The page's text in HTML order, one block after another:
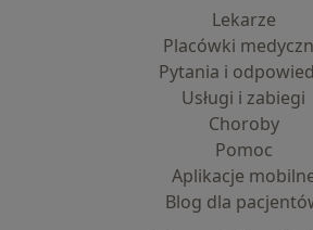
Lekarze
Placówki
Pytania i
Usługi i zabiegi
Choroby
Pomoc
Aplikacje
Blog dla